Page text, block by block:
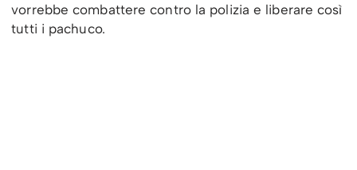
vorrebbe combattere contro la polizia e liberare così
tutti i pachuco.